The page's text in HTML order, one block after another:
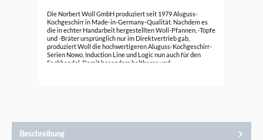
Die Norbert Woll GmbH produziert seit 1979 Aluguss-
Kochgeschirr in Made-in-Germany-Qualität. Nachdem es
die in echter Handarbeit hergestellten Woll-Pfannen, -Töpfe
und -Bräter ursprünglich nur im Direktvertrieb gab,
produziert Woll die hochwertigeren Aluguss-Kochgeschirr-
Serien Nowo, Induction Line und Logic nun auch für den
Fachhandel. Damit besonders haltbares und
Beschreibung